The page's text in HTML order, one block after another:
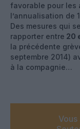
favorable pour les
l’annualisation de
Des mesures qui
rapporter entre 20
la précédente
septembre 2014)
à la compagnie…